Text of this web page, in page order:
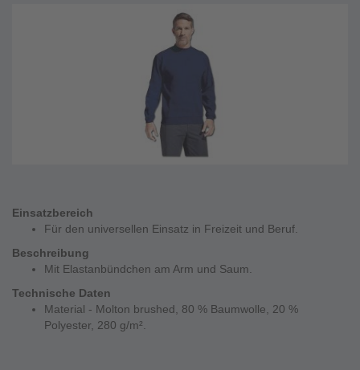
Einsatzbereich
Für den universellen Einsatz in Freizeit und Beruf.
Beschreibung
Mit Elastanbündchen am Arm und Saum.
Technische Daten
Material - Molton brushed, 80 % Baumwolle, 20 %
Polyester, 280 g/m².